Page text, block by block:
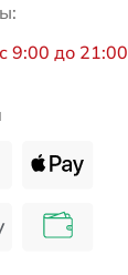
9:00 до 21:00